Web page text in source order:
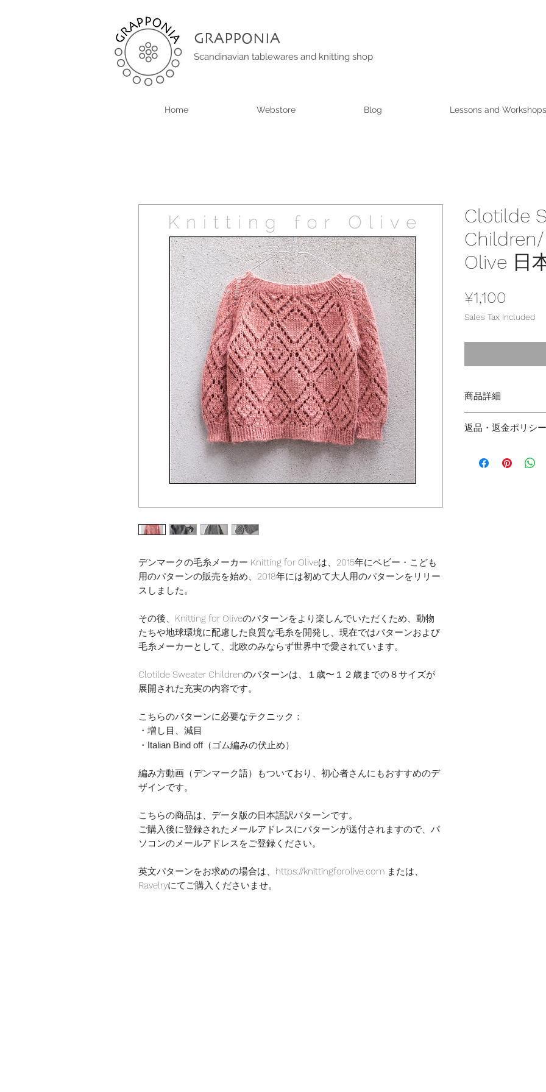
GRAPPONIA
Scandinavian tablewares and knitting shop
Home Webstore Blog Lessons and Workshops
デンマークの毛糸メーカー Knitting for Oliveは、2015年にベビー・こども
用のパターンの販売を始め、2018年には初めて大人用のパターンをリリー
スしました。
その後、Knitting for Oliveのパターンをより楽しんでいただくため、動物
たちや地球環境に配慮した良質な毛糸を開発し、現在ではパターンおよび
毛糸メーカーとして、北欧のみならず世界中で愛されています。
Clotilde Sweater Childrenのパターンは、１歳〜１２歳までの８サイズが
展開された充実の内容です。
こちらのパターンに必要なテクニック：
・増し目、減目
・Italian Bind off（ゴム編みの伏止め）
編み方動画（デンマーク語）もついており、初心者さんにもおすすめのデ
ザインです。
こちらの商品は、データ版の日本語訳パターンです。
ご購入後に登録されたメールアドレスにパターンが送付されますので、パ
ソコンのメールアドレスをご登録ください。
英文パターンをお求めの場合は、https://knittingforolive.com または、
Ravelryにてご購入くださいませ。
Clotilde
Olive 日
¥1,100
Sales Tax Included
商品詳細
す。
送付されますので、
返品・返金ポリシー
び返金には応じか